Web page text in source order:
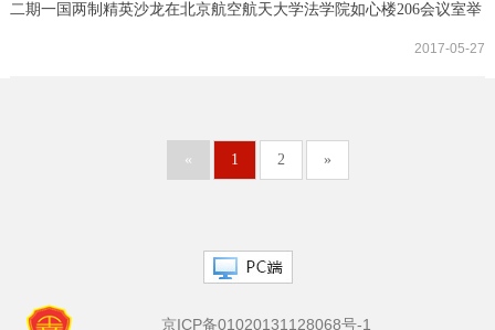
二期一国两制精英沙龙在北京航空航天大学法学院如心楼206会议室举
路”的演讲，之后与会的各位学者就香港...
2017-05-27
« 1 2 »
京ICP备01020131128068号-1